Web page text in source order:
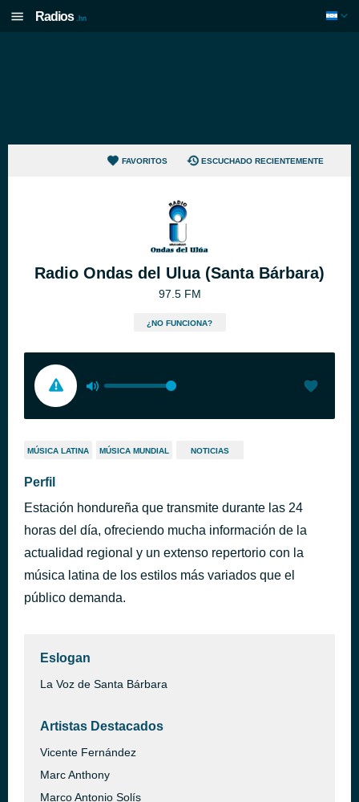
Radios .hn
FAVORITOS ESCUCHADO RECIENTEMENTE
Radio Ondas del Ulua (Santa Bárbara)
97.5 FM
¿NO FUNCIONA?
MÚSICA LATINA MÚSICA MUNDIAL NOTICIAS
Perfil
Estación hondureña que transmite durante las 24
horas del día, ofreciendo mucha información de la
actualidad regional y un extenso repertorio con la
música latina de los estilos más variados que el
público demanda.
Eslogan
La Voz de Santa Bárbara
Artistas Destacados
Vicente Fernández
Marc Anthony
Marco Antonio Solís